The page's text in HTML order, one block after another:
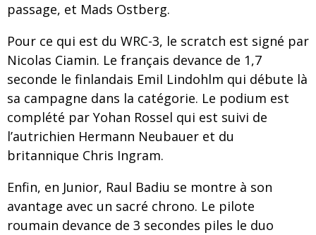
passage, et Mads Ostberg.
Pour ce qui est du WRC-3, le scratch est signé par
Nicolas Ciamin. Le français devance de 1,7
seconde le finlandais Emil Lindohlm qui débute là
sa campagne dans la catégorie. Le podium est
complété par Yohan Rossel qui est suivi de
l’autrichien Hermann Neubauer et du
britannique Chris Ingram.
Enfin, en Junior, Raul Badiu se montre à son
avantage avec un sacré chrono. Le pilote
roumain devance de 3 secondes piles le duo